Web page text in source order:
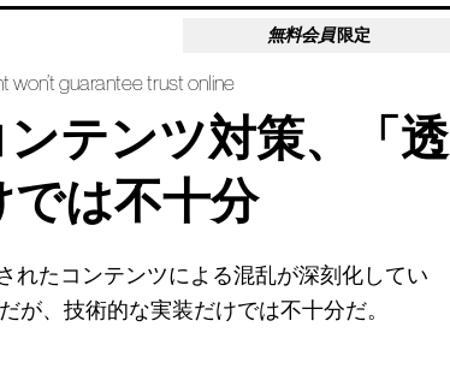
無料会員 限定
guarantee trust online
テンツ対策、「透
は不十分
れたコンテンツによる混乱が深刻化してい
が、技術的な実装だけでは不十分だ。